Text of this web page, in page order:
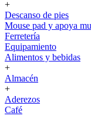
+
Descanso de pies
Mouse pad y apoya
Ferretería
Equipamiento
Alimentos y bebidas
+
Almacén
+
Aderezos
Café